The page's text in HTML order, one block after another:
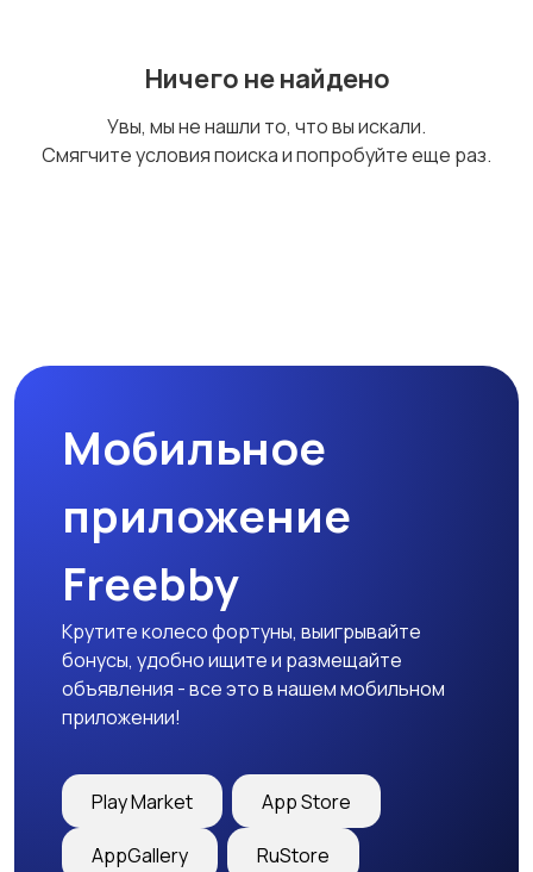
сигнализации
Столы и стулья Текстиль и ковры
Шкафы и комоды
Ничего не найдено
Увы, мы не нашли то, что вы искали.
Смягчите условия поиска и попробуйте еще раз.
Мобильное
приложение
Freebby
Крутите колесо фортуны, выигрывайте
бонусы, удобно ищите и размещайте
объявления - все это в нашем мобильном
приложении!
Play Market App Store
AppGallery RuStore